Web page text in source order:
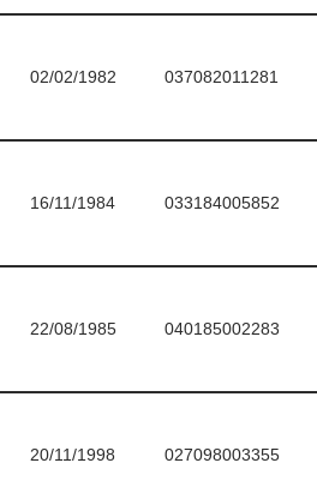
02/02/1982 037082011281
16/11/1984 033184005852
22/08/1985 040185002283
20/11/1998 027098003355